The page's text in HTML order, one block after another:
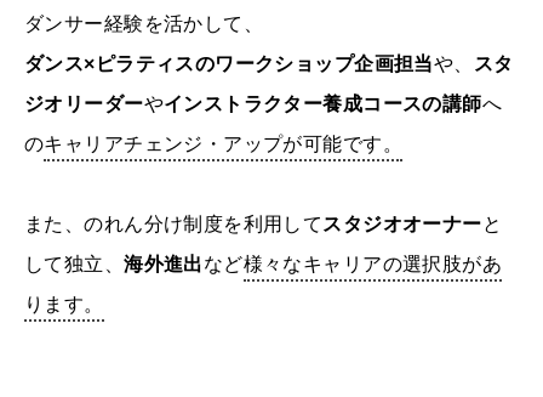
ダンサー経験を活かして、
ダンス×ピラティスのワークショップ企画担当や、
スタ
ジオリーダーやインストラクター養成コースの講師へ
のキャリアチェンジ・アップが可能です。
また、のれん分け制度を利用して スタジオオーナーと
して独立、海外進出など様々なキャリアの選択肢があ
ります。